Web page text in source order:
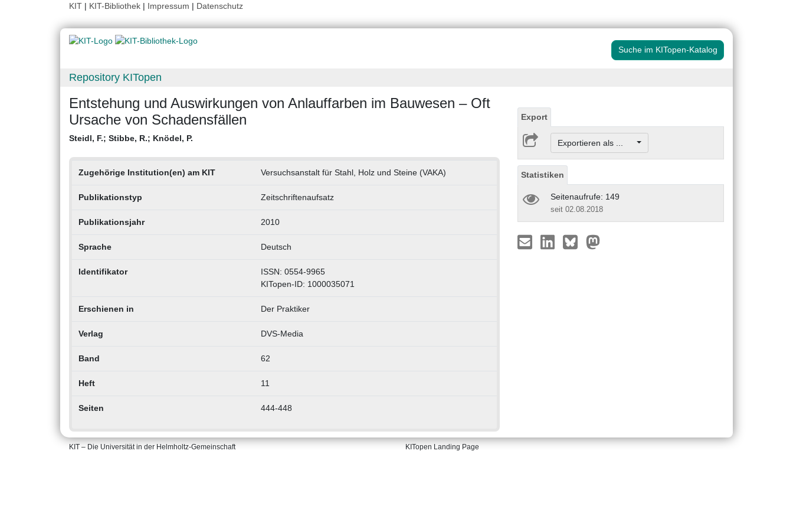
KIT | KIT-Bibliothek | Impressum | Datenschutz
Suche im KITopen-Katalog
Repository KITopen
Entstehung und Auswirkungen von Anlauffarben im Bauwesen – Oft
Ursache von Schadensfällen
Steidl, F.; Stibbe, R.; Knödel, P.
Zugehörige Institution(en) am KIT Versuchsanstalt für Stahl, Holz und Steine (VAKA)
Publikationstyp Zeitschriftenaufsatz
Publikationsjahr 2010
Sprache Deutsch
Identifikator
ISSN: 0554-9965
KITopen-ID: 1000035071
Erschienen in Der Praktiker
Verlag DVS-Media
Band 62
Heft 11
Seiten 444-448
Export
Exportieren als ...
Statistiken
Seitenaufrufe: 149
seit 02.08.2018
KIT – Die Universität in der Helmholtz-Gemeinschaft KITopen Landing Page